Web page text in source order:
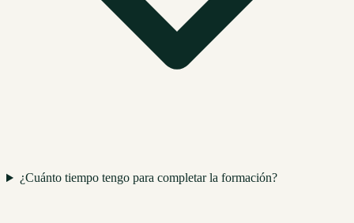
¿Cuánto tiempo tengo para completar la formación?